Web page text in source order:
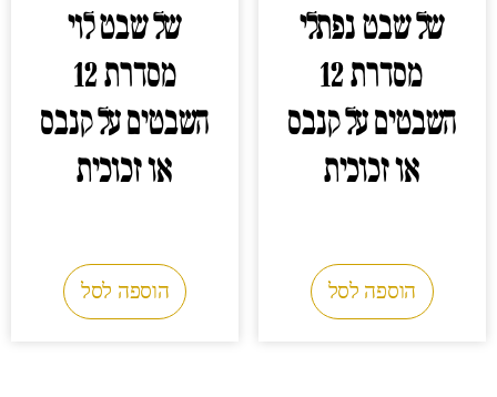
של שבט נפתלי
מסדרת 12
השבטים על קנבס
או זכוכית
הוספה לסל
של שבט לוי
מסדרת 12
השבטים על קנבס
או זכוכית
הוספה לסל